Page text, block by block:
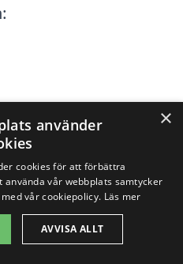
×
använder
cookies för att förbättra
vår webbplats samtycker
vår cookiepolicy. Läs mer
AVVISA ALLT